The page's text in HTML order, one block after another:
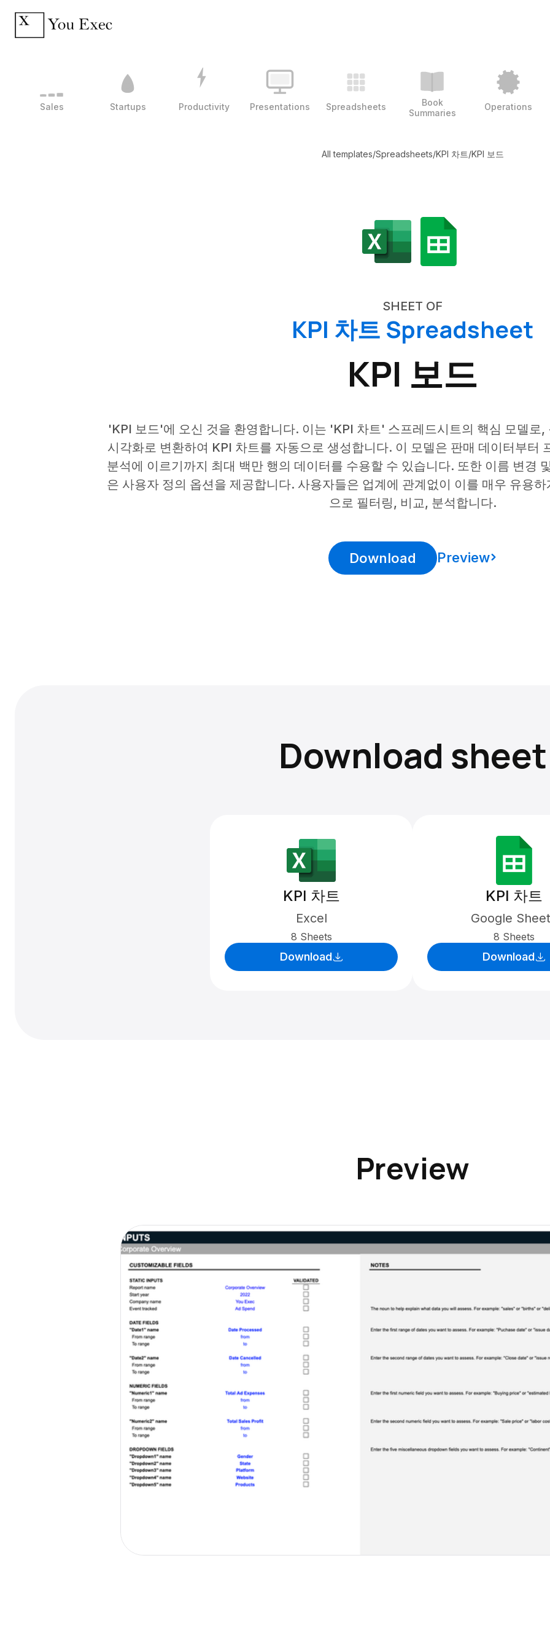
Sales Startups Productivity Presentations Spreadsheets
Book
Summaries
Operations
All templates/Spreadsheets/KPI 차트/KPI 보드
SHEET OF
KPI 차트 Spreadsheet
KPI 보드
'KPI 보드'에 오신 것을 환영합니다. 이는 'KPI 차트' 스프레드시트의 핵심 모델로
시각화로 변환하여 KPI 차트를 자동으로 생성합니다. 이 모델은 판매 데이터부터
분석에 이르기까지 최대 백만 행의 데이터를 수용할 수 있습니다. 또한 이름 변경
은 사용자 정의 옵션을 제공합니다. 사용자들은 업계에 관계없이 이를 매우 유용
으로 필터링, 비교, 분석합니다.
Download Preview
Download sheet
KPI 차트
Excel
8 Sheets
Download
KPI 차트
Google
8 Sheets
Download
Preview